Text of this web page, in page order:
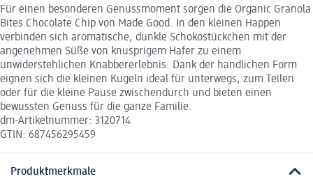
Für einen besonderen Genussmoment sorgen die Organic Granola
Bites Chocolate Chip von Made Good. In den kleinen Happen
verbinden sich aromatische, dunkle Schokostückchen mit der
angenehmen Süße von knusprigem Hafer zu einem
unwiderstehlichen Knabbererlebnis. Dank der handlichen Form
eignen sich die kleinen Kugeln ideal für unterwegs, zum Teilen
oder für die kleine Pause zwischendurch und bieten einen
bewussten Genuss für die ganze Familie.
dm-Artikelnummer: 3120714
GTIN: 687456295459
Produktmerkmale